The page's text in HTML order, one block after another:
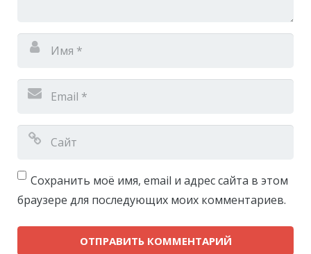
Сохранить моё имя, email и адрес сайта в этом
браузере для последующих моих комментариев.